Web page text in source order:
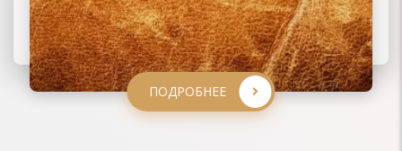
ПОДРОБНЕЕ
ПОДРОБНЕЕ
ПОДРОБНЕЕ
ПОДРОБНЕЕ